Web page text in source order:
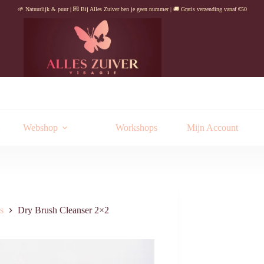
🌱 Natuurlijk & puur | 💌 Bij Alles Zuiver ben je geen nummer | 🚚 Gratis verzending vanaf €50
Webshop Workshops Mijn Account
Dry Brush Cleanser 2×2